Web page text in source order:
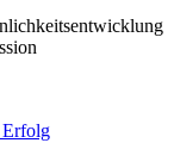
Erfolg